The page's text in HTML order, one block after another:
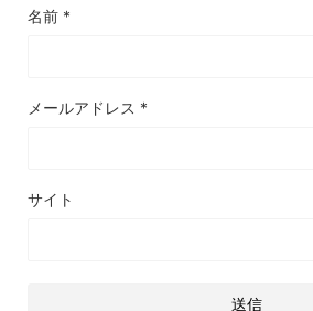
名前 *
メールアドレス *
サイト